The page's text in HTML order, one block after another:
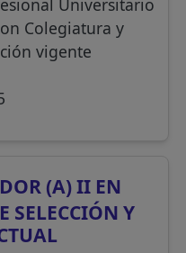
Universitario
Colegiatura y
vigente
(A) II EN
SELECCIÓN Y